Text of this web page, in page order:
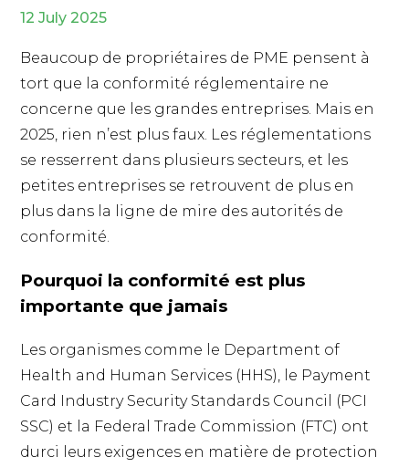
12 July 2025
Beaucoup de propriétaires de PME pensent à
tort que la conformité réglementaire ne
concerne que les grandes entreprises. Mais en
2025, rien n’est plus faux. Les réglementations
se resserrent dans plusieurs secteurs, et les
petites entreprises se retrouvent de plus en
plus dans la ligne de mire des autorités de
conformité.
Pourquoi la conformité est plus
importante que jamais
Les organismes comme le Department of
Health and Human Services (HHS), le Payment
Card Industry Security Standards Council (PCI
SSC) et la Federal Trade Commission (FTC) ont
durci leurs exigences en matière de protection